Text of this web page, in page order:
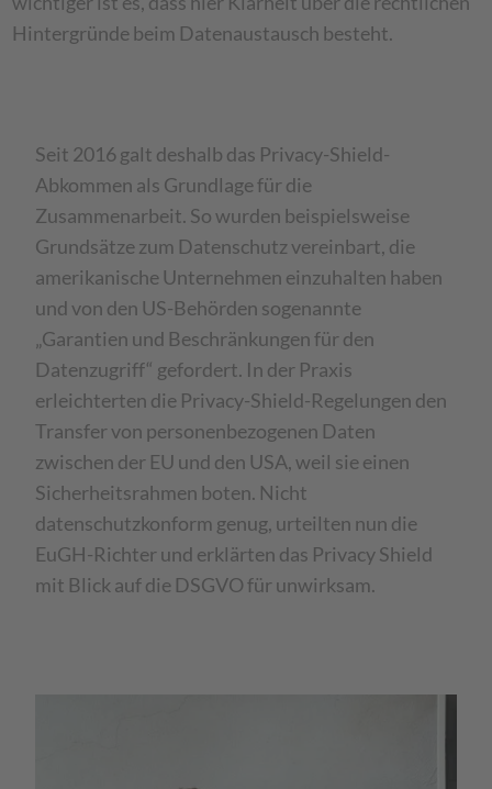
Hintergründe beim Datenaustausch besteht.
Seit 2016 galt deshalb das Privacy-Shield-
Abkommen als Grundlage für die
Zusammenarbeit. So wurden beispielsweise
Grundsätze zum Datenschutz vereinbart, die
amerikanische Unternehmen einzuhalten haben
und von den US-Behörden sogenannte
„Garantien und Beschränkungen für den
Datenzugriff“ gefordert. In der Praxis
erleichterten die Privacy-Shield-Regelungen den
Transfer von personenbezogenen Daten
zwischen der EU und den USA, weil sie einen
Sicherheitsrahmen boten. Nicht
datenschutzkonform genug, urteilten nun die
EuGH-Richter und erklärten das Privacy Shield
mit Blick auf die DSGVO für unwirksam.